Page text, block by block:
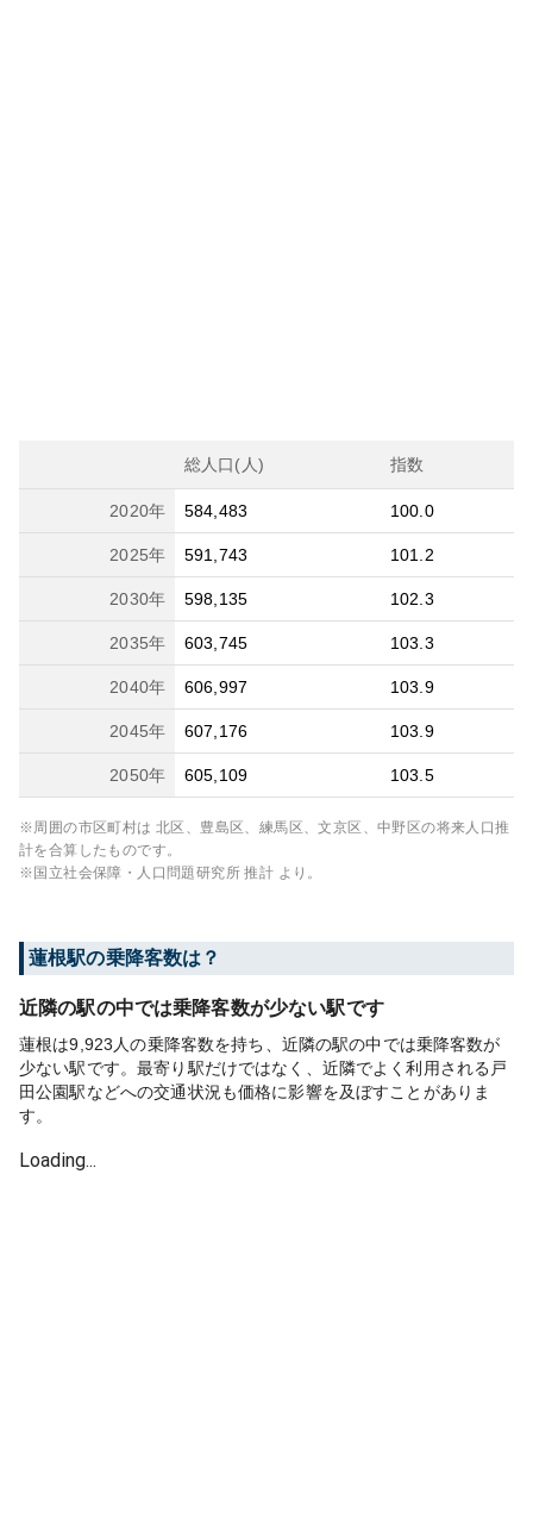
総人口(人) 指数
2020年 584,483 100.0
2025年 591,743 101.2
2030年 598,135 102.3
2035年 603,745 103.3
2040年 606,997 103.9
2045年 607,176 103.9
2050年 605,109 103.5
※周囲の市区町村は 北区、豊島区、練馬区、文京区、中野区の将来人口推
計を合算したものです。
※国立社会保障・人口問題研究所 推計 より。
蓮根駅の乗降客数は？
近隣の駅の中では乗降客数が少ない駅です
蓮根は9,923人の乗降客数を持ち、近隣の駅の中では乗降客数が
少ない駅です。最寄り駅だけではなく、近隣でよく利用される戸
田公園駅などへの交通状況も価格に影響を及ぼすことがありま
す。
Loading...